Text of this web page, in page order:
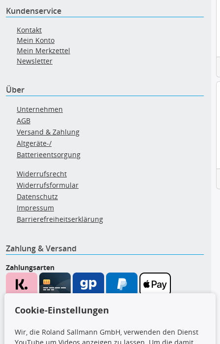
Kundenservice
Kontakt
Mein Konto
Mein Merkzettel
Newsletter
Über
Unternehmen
AGB
Versand & Zahlung
Altgeräte-/
Batterieentsorgung
Widerrufsrecht
Widerrufsformular
Datenschutz
Impressum
Barrierefreiheitserklärung
Zahlung & Versand
Zahlungsarten
Cookie-Einstellungen
Wir, die Roland Sallmann GmbH, verwenden den Dienst